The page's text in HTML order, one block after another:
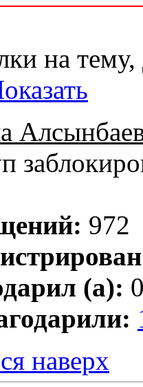
на
972
(а):
наверх